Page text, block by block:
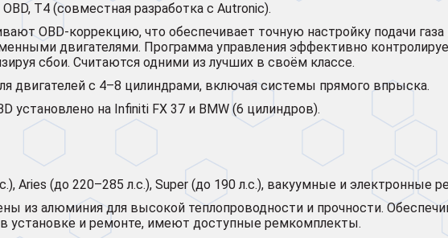
T4 (совместная разработка с Autronic).
OBD-коррекцию, что обеспечивает точную настройку подачи газа
двигателями. Программа управления эффективно
сбои. Считаются одними из лучших в своём классе.
двигателей с 4–8 цилиндрами, включая системы прямого впрыска.
установлено на Infiniti FX 37 и BMW (6 цилиндров).
Aries (до 220–285 л.с.), Super (до 190 л.с.), вакуумные и электронные
из алюминия для высокой теплопроводности и прочности.
установке и ремонте, имеют доступные ремкомплекты.